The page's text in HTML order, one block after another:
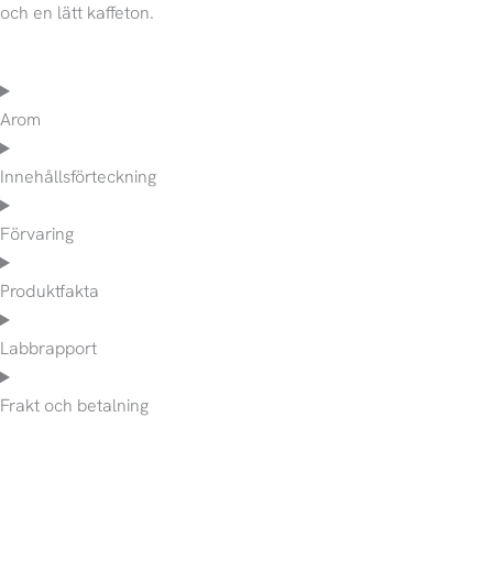
och en lätt kaffeton.
Arom
Innehållsförteckning
Förvaring
Produktfakta
Labbrapport
Frakt och betalning